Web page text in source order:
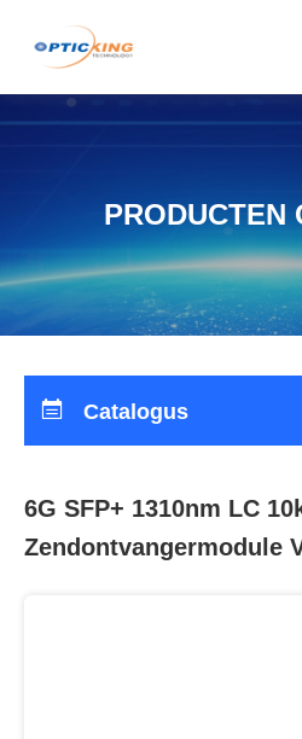
PRODUCTEN
Catalogus
6G SFP+ 1310nm LC
Zendontvangermodule